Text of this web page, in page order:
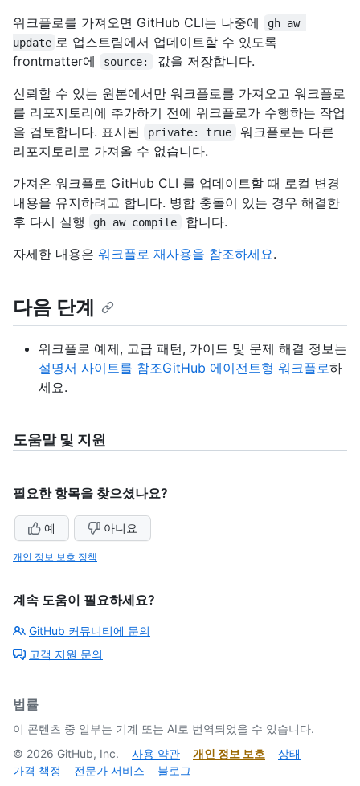
워크플로를 가져오면 GitHub CLI는 나중에
gh aw
update 로 업스트림에서 업데이트할 수 있도록
frontmatter에
source:
값을 저장합니다.
신뢰할 수 있는 원본에서만 워크플로를 가져오고 워크플로
를 리포지토리에 추가하기 전에 워크플로가 수행하는 작업
을 검토합니다. 표시된
private: true
워크플로는 다른
리포지토리로 가져올 수 없습니다.
가져온 워크플로 GitHub CLI 를 업데이트할 때 로컬 변경
내용을 유지하려고 합니다. 병합 충돌이 있는 경우 해결한
후 다시 실행
gh aw compile
합니다.
자세한 내용은 워크플로 재사용을 참조하세요.
다음 단계
워크플로 예제, 고급 패턴, 가이드 및 문제 해결 정보는
설명서 사이트를 참조GitHub 에이전트형 워크플로하
세요.
도움말 및 지원
필요한 항목을 찾으셨나요?
예 아니요
개인 정보 보호 정책
계속 도움이 필요하세요?
GitHub 커뮤니티에 문의
고객 지원 문의
법률
이 콘텐츠 중 일부는 기계 또는 AI로 번역되었을 수 있습니다.
© 2026 GitHub, Inc. 사용 약관 개인 정보 보호
상태
가격 책정
전문가 서비스 블로그